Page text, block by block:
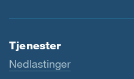
Tjenester
Nedlastinger